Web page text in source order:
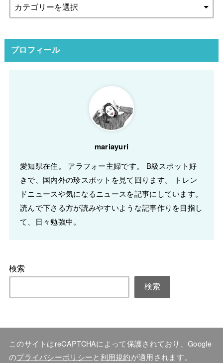
プロフィール
mariayuri
愛知県在住。 アラフォー主婦です。 B級スポット好
きで、国内外の珍スポットを見て回ります。 トレン
ドニュースや気になるニュースを記事にしています。
読んで下さる方が読みやすいような記事作りを目指し
て、日々勉強中。
検索
検索
このサイトはreCAPTCHAによって保護されており、Google
のプライバシーポリシーと利用規約が適用されます。